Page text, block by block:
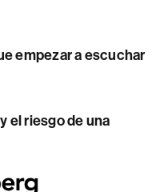
empezar a escuchar
el riesgo de una